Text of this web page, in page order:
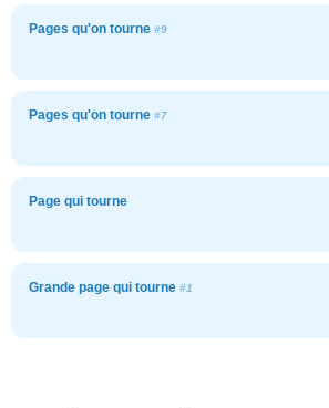
Pages qu'on tourne #9
Pages qu'on tourne #7
Page qui tourne
Grande page qui tourne #1